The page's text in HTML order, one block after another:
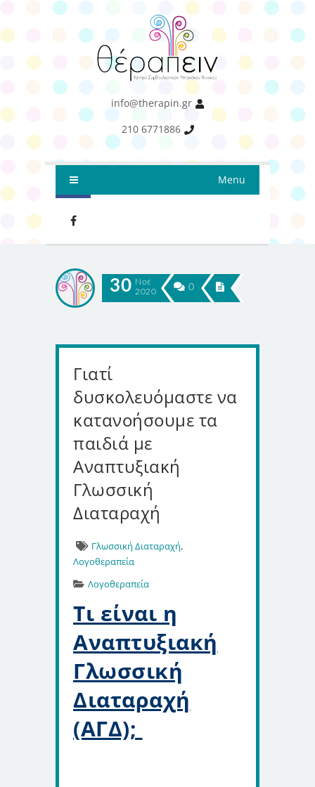
info@therapin.gr
210 6771886
Menu
30 Νοέ
2020
0
Γιατί
δυσκολευόμαστε να
κατανοήσουμε τα
παιδιά με
Αναπτυξιακή
Γλωσσική
Διαταραχή
Γλωσσική Διαταραχή,
Λογοθεραπεία
Λογοθεραπεία
Τι είναι η
Αναπτυξιακή
Γλωσσική
Διαταραχή
(ΑΓΔ);